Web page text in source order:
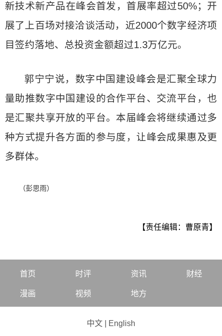
新技术新产品在峰会首发，首展率超过50%；开
展了上百场对接洽谈活动，近2000个数字经济项
目签约落地、总投资金额超过1.3万亿元。
郭宁宁说，数字中国建设峰会是汇聚全球力
量助推数字中国建设的合作平台、交流平台，也
是汇聚共享开放的平台。本届峰会将继续通过多
种方式提升各方面的参与度，让峰会成果惠及更
多群体。
（彭思雨）
【责任编辑：曹原青】
首页 时评 资讯 财经
漫画 视频 地方
中文 English